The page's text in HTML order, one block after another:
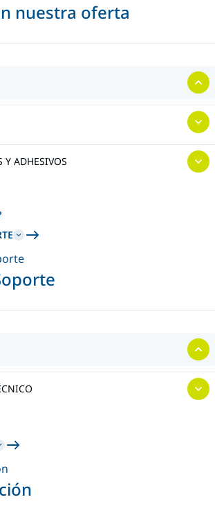
nuestra oferta
Y ADHESIVOS